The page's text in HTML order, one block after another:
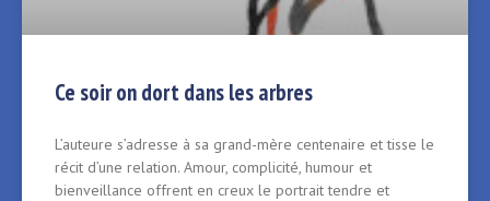
Ce soir on dort dans les arbres
L’auteure s’adresse à sa grand-mère centenaire et tisse le
récit d’une relation. Amour, complicité, humour et
bienveillance offrent en creux le portrait tendre et